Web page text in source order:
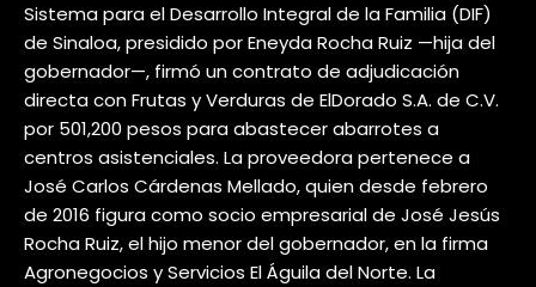
Sistema para el Desarrollo Integral de la Familia (DIF)
de Sinaloa, presidido por Eneyda Rocha Ruiz —hija del
gobernador—, firmó un contrato de adjudicación
directa con Frutas y Verduras de ElDorado S.A. de C.V.
por 501,200 pesos para abastecer abarrotes a
centros asistenciales. La proveedora pertenece a
José Carlos Cárdenas Mellado, quien desde febrero
de 2016 figura como socio empresarial de José Jesús
Rocha Ruiz, el hijo menor del gobernador, en la firma
Agronegocios y Servicios El Águila del Norte. La